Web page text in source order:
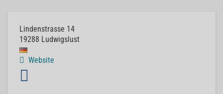
Lindenstrasse 14
19288 Ludwigslust
Website